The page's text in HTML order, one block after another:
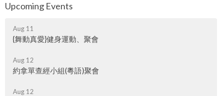
Upcoming Events
Aug 11
{舞動真愛}健身運動、聚會
Aug 12
約拿單查經小組(粵語)聚會
Aug 12